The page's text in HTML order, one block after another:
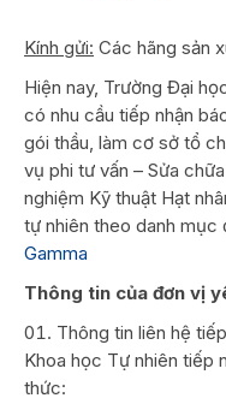
Kính gửi: Các hãng sản
Hiện nay, Trường Đại
có nhu cầu tiếp nhận
gói thầu, làm cơ sở tổ
vụ phi tư vấn – Sửa
nghiệm Kỹ thuật Hạt
tự nhiên theo danh mục
Gamma
Thông tin của đơn vị
Thông tin liên hệ
Khoa học Tự nhiên tiếp
thức: